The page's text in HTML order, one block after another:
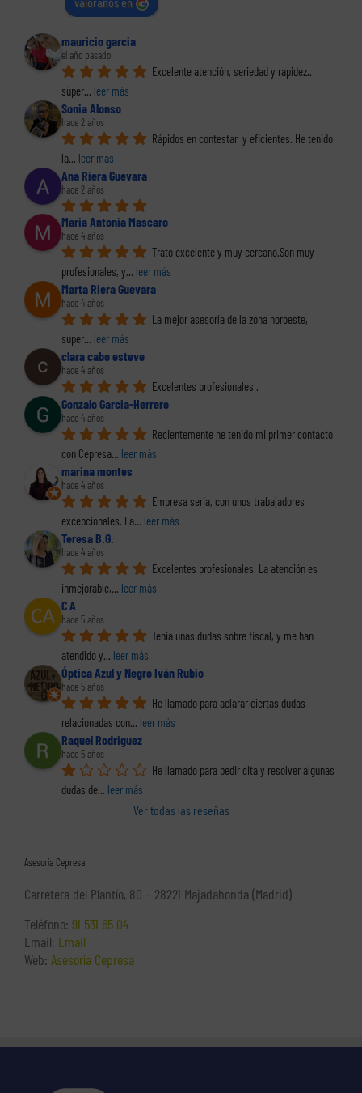
mauricio garcia
el año pasado
Excelente atención, seriedad y rapidez..
súper... leer más
Sonia Alonso
hace 2 años
Rápidos en contestar  y eficientes. He tenido
la... leer más
Ana Riera Guevara
hace 2 años
Maria Antonia Mascaro
hace 4 años
Trato excelente y muy cercano.Son muy
profesionales, y... leer más
Marta Riera Guevara
hace 4 años
La mejor asesoría de la zona noroeste,
super... leer más
clara cabo esteve
hace 4 años
Excelentes profesionales .
Gonzalo Garcia-Herrero
hace 4 años
Recientemente he tenido mi primer contacto
con Cepresa... leer más
marina montes
hace 4 años
Empresa seria, con unos trabajadores
excepcionales. La... leer más
Teresa B.G.
hace 4 años
Excelentes profesionales. La atención es
inmejorable,... leer más
C A
hace 5 años
Tenia unas dudas sobre fiscal, y me han
atendido y... leer más
Óptica Azul y Negro Iván Rubio
hace 5 años
He llamado para aclarar ciertas dudas
relacionadas con... leer más
Raquel Rodriguez
hace 5 años
He llamado para pedir cita y resolver algunas
dudas de... leer más
Ver todas las reseñas
Asesoría Cepresa
Carretera del Plantío, 80 – 28221 Majadahonda (Madrid)
Teléfono: 91 531 65 04
Email: Email
Web: Asesoría Cepresa